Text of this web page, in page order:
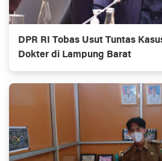
DPR RI Tobas Usut Tuntas
Dokter di Lampung Barat